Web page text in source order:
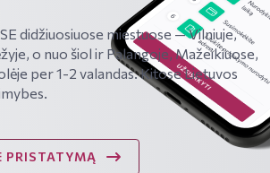
didžiuosiuose miestuose — Vilniuje,
o nuo šiol ir Palangoje, Mažeikiuose,
per 1-2 valandas. Kitose Lietuvos
PRISTATYMĄ